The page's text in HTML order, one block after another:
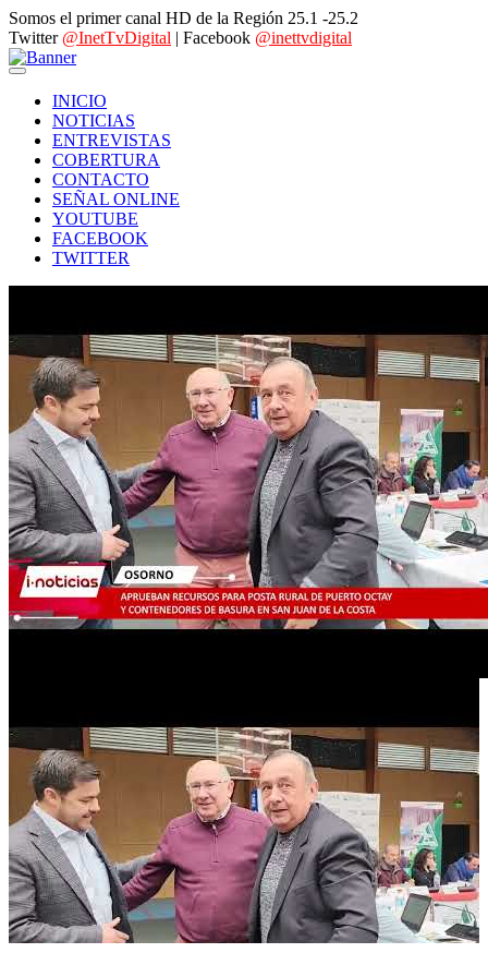
Somos el primer canal HD de la Región 25.1 -25.2
Twitter @InetTvDigital | Facebook @inettvdigital
INICIO
NOTICIAS
ENTREVISTAS
COBERTURA
CONTACTO
SEÑAL ONLINE
YOUTUBE
FACEBOOK
TWITTER